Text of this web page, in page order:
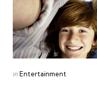
Posted
inEntertainment